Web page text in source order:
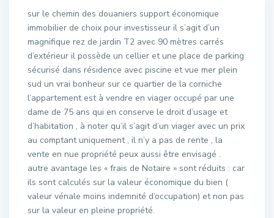
sur le chemin des douaniers support économique
immobilier de choix pour investisseur il s’agit d’un
magnifique rez de jardin T2 avec 90 mètres carrés
d’extérieur il possède un cellier et une place de parking
sécurisé dans résidence avec piscine et vue mer plein
sud un vrai bonheur sur ce quartier de la corniche
l’appartement est à vendre en viager occupé par une
dame de 75 ans qui en conserve le droit d’usage et
d’habitation , à noter qu’il s’agit d’un viager avec un prix
au comptant uniquement , il n’y a pas de rente , la
vente en nue propriété peux aussi être envisagé .
autre avantage les « frais de Notaire » sont réduits : car
ils sont calculés sur la valeur économique du bien (
valeur vénale moins indemnité d’occupation) et non pas
sur la valeur en pleine propriété.